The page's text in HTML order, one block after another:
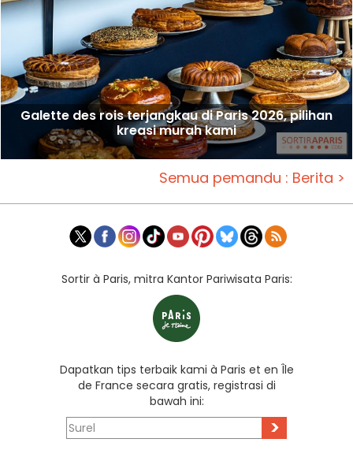
Galette des rois terjangkau di Paris 2026, pilihan
kreasi murah kami
Semua pemandu : Berita >
Sortir à Paris, mitra Kantor Pariwisata Paris:
Dapatkan tips terbaik kami à Paris et en Île
de France secara gratis, registrasi di
bawah ini:
>